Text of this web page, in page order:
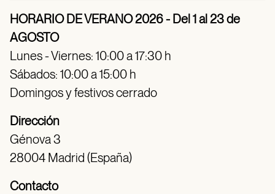
HORARIO DE VERANO 2026 - Del 1 al 23 de
AGOSTO
Lunes - Viernes: 10:00 a 17:30 h
Sábados: 10:00 a 15:00 h
Domingos y festivos cerrado
Dirección
Génova 3
28004 Madrid (España)
Contacto